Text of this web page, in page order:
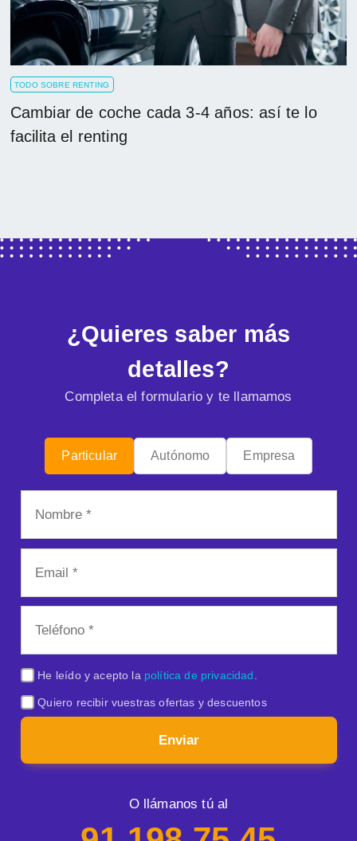
TODO SOBRE RENTING
Cambiar de coche cada 3-4 años: así te lo
facilita el renting
¿Quieres saber más
detalles?
Completa el formulario y te llamamos
Particular Autónomo Empresa
He leído y acepto la política de privacidad.
Quiero recibir vuestras ofertas y descuentos
Enviar
O llámanos tú al